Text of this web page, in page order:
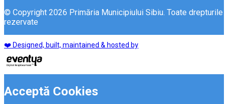
© Copyright 2026 Primăria Municipiului Sibiu. Toate drepturile
rezervate
❤️ Designed, built, maintained & hosted by
Acceptă Cookies